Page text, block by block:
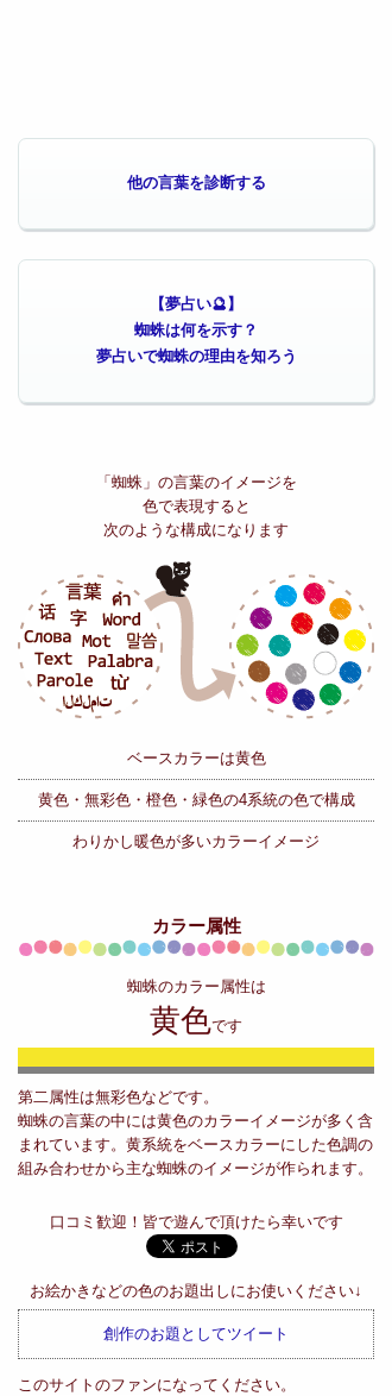
他の言葉を診断する
【夢占い🔮】
蜘蛛は何を示す？
夢占いで蜘蛛の理由を知ろう
「蜘蛛」の言葉のイメージを
色で表現すると
次のような構成になります
ベースカラーは黄色
黄色・無彩色・橙色・緑色の4系統の色で構成
わりかし暖色が多いカラーイメージ
カラー属性
蜘蛛のカラー属性は
黄色です
第二属性は無彩色などです。
蜘蛛の言葉の中には黄色のカラーイメージが多く含
まれています。黄系統をベースカラーにした色調の
組み合わせから主な蜘蛛のイメージが作られます。
口コミ歓迎！皆で遊んで頂けたら幸いです
お絵かきなどの色のお題出しにお使いください↓
創作のお題としてツイート
このサイトのファンになってください。